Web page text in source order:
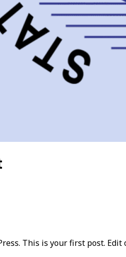
This is your first post.